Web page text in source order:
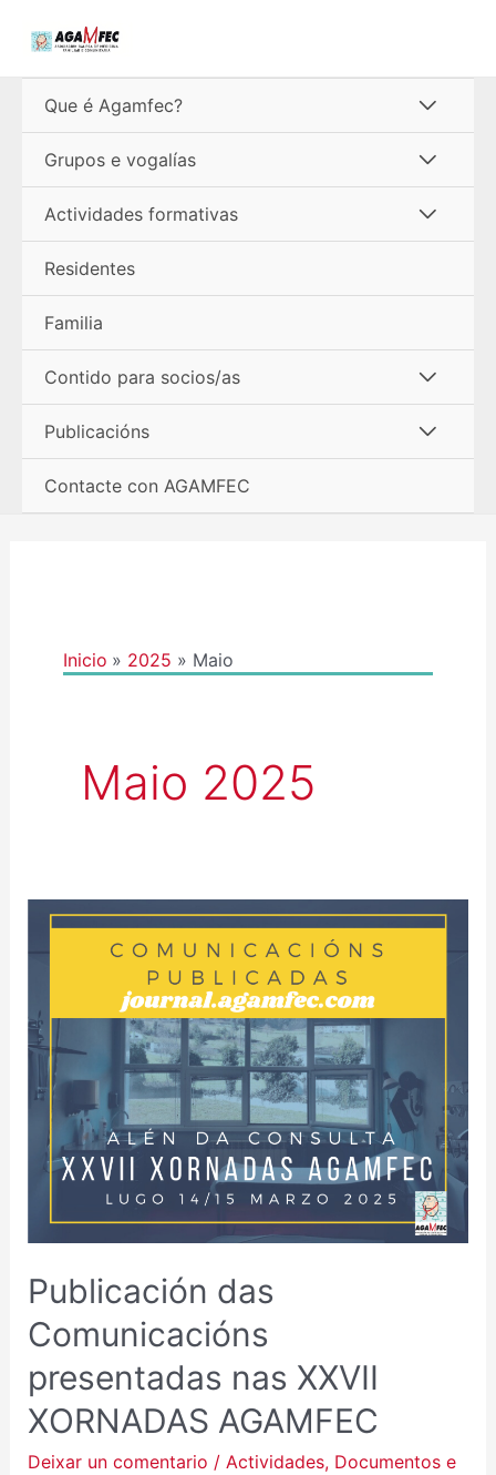
Que é Agamfec?
menú
Grupos e vogalías
menú
Actividades formativas
Residentes
Familia
Contido para socios/as
menú
Publicacións
Contacte con AGAMFEC
Inicio 2025 Maio
Maio 2025
Publicación das
Comunicacións
presentadas nas XXVII
XORNADAS AGAMFEC
Deixar un comentario / Actividades, Documentos e
PUBLICACIÓN
DAS
COMUNICACIÓNS
PRESENTADAS
NAS
XXVII
XORNADAS
AGAMFEC